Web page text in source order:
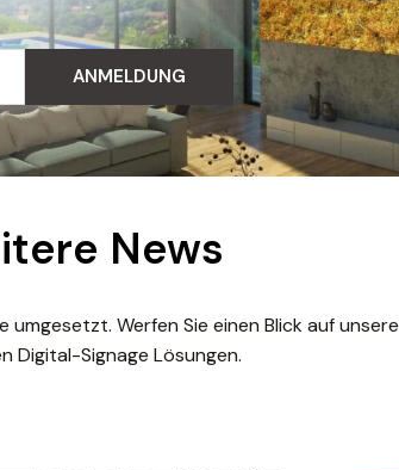
ANMELDUNG
News
umgesetzt. Werfen Sie einen Blick auf unsere
Digital-Signage Lösungen.